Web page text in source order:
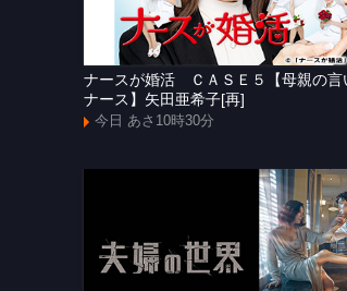
ナースが婚活 ＣＡＳＥ５【母親の言
ナース】矢田亜希子[再]
今日 あさ10時30分